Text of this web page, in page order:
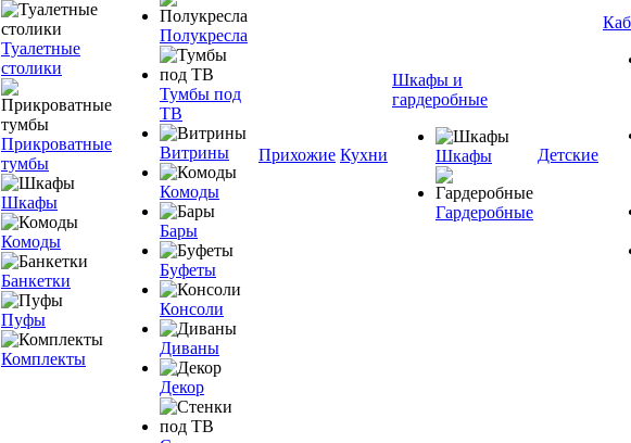
Туалетные
столики
Прикроватные
тумбы
Шкафы
Комоды
Банкетки
Пуфы
Комплекты
Полукресла
Тумбы под
ТВ
Витрины
Комоды
Бары
Буфеты
Консоли
Диваны
Декор
Прихожие Кухни
Шкафы и
гардеробные
Шкафы
Гардеробные
Детские